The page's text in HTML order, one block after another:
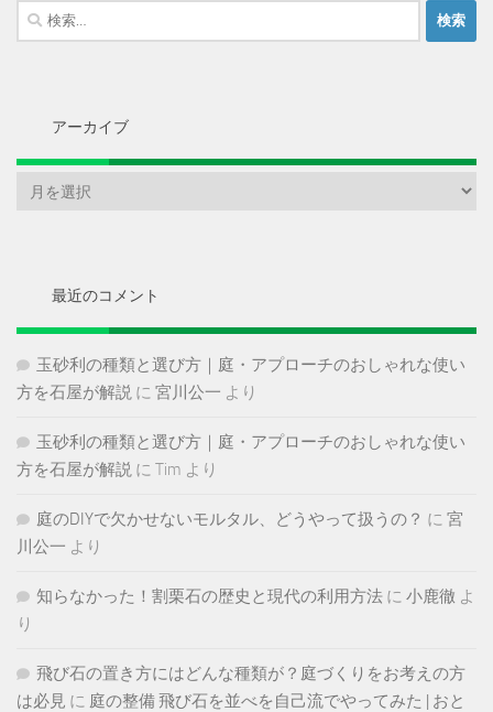
検
索:
アーカイブ
最近のコメント
玉砂利の種類と選び方｜庭・アプローチのおしゃれな使い
方を石屋が解説 に 宮川公一 より
玉砂利の種類と選び方｜庭・アプローチのおしゃれな使い
方を石屋が解説 に Tim より
庭のDIYで欠かせないモルタル、どうやって扱うの？ に 宮
川公一 より
知らなかった！割栗石の歴史と現代の利用方法 に 小鹿徹 よ
り
飛び石の置き方にはどんな種類が？庭づくりをお考えの方
は必見 に 庭の整備 飛び石を並べを自己流でやってみた | おと